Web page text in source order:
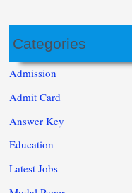
Categories
Admission
Admit Card
Answer Key
Education
Latest Jobs